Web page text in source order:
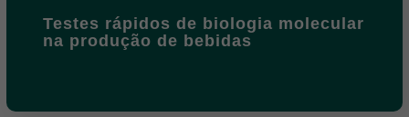
Testes rápidos de biologia molecular
na produção de bebidas